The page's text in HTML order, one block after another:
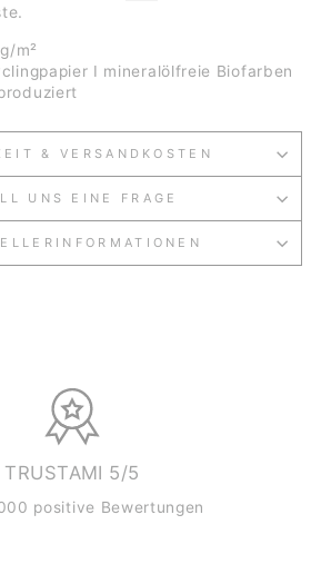
m²
I mineralölfreie Biofarben
& VERSANDKOSTEN
UNS EINE FRAGE
TRUSTAMI 5/5
positive Bewertungen